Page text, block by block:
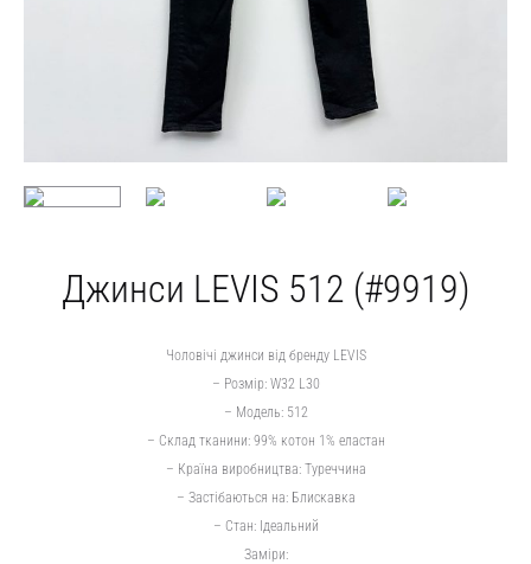
Джинси LEVIS 512 (#9919)
Чоловічі джинси від бренду LEVIS
– Розмір: W32 L30
– Модель: 512
– Склад тканини: 99% котон 1% еластан
– Країна виробництва: Туреччина
– Застібаються на: Блискавка
– Стан: Ідеальний
Заміри: